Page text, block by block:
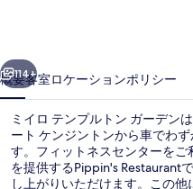
ト
ン
ガ
ー
次へ
114+
概要客室ロケーションポリシー
ミイロ テンプルトン ガーデン
ート ケンジントンから車でわ
す。フィットネスセンターを
を提供するPippin's Restaurant
し上がりいただけます。この